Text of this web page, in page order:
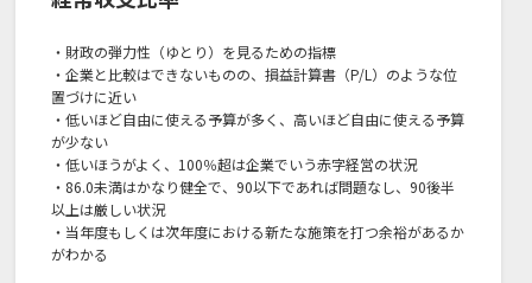
・財政の弾力性（ゆとり）を見るための指標
・企業と比較はできないものの、損益計算書（P/L）のような位
置づけに近い
・低いほど自由に使える予算が多く、高いほど自由に使える予算
が少ない
・低いほうがよく、100％超は企業でいう赤字経営の状況
・86.0未満はかなり健全で、90以下であれば問題なし、90後半
以上は厳しい状況
・当年度もしくは次年度における新たな施策を打つ余裕があるか
がわかる